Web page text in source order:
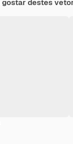
gostar destes